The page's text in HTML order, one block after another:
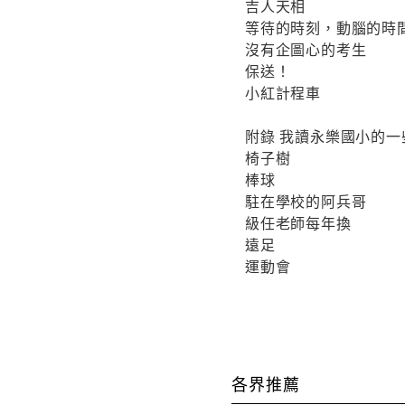
吉人天相
等待的時刻，動腦的時
沒有企圖心的考生
保送！
小紅計程車
附錄 我讀永樂國小的
椅子樹
棒球
駐在學校的阿兵哥
級任老師每年換
遠足
運動會
各界推薦